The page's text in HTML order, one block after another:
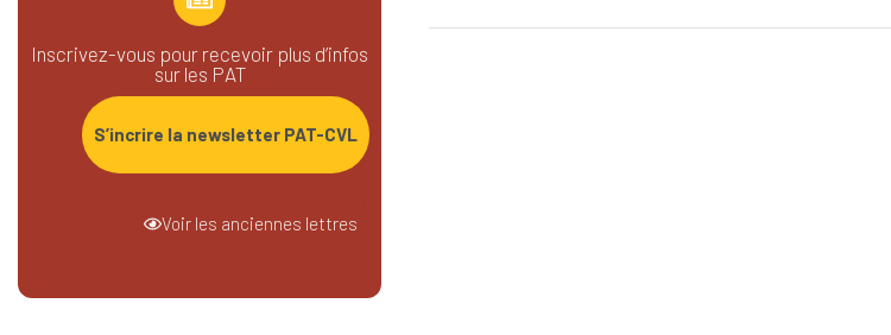
Inscrivez-vous pour recevoir plus d’infos
sur les PAT
S’incrire la newsletter PAT-CVL
Voir les anciennes lettres